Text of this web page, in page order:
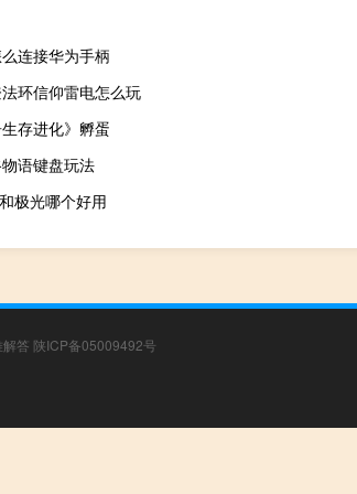
连接华为手柄
环信仰雷电怎么玩
生存进化》孵蛋
语键盘玩法
极光哪个好用
解答 陕ICP备05009492号